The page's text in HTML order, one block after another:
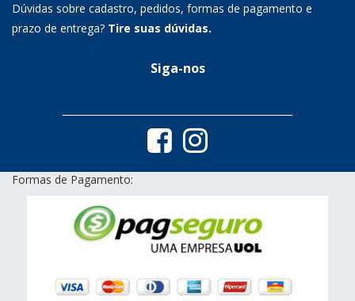
Dúvidas sobre cadastro, pedidos, formas de pagamento e
prazo de entrega? Tire suas dúvidas.
Siga-nos
Formas de Pagamento: